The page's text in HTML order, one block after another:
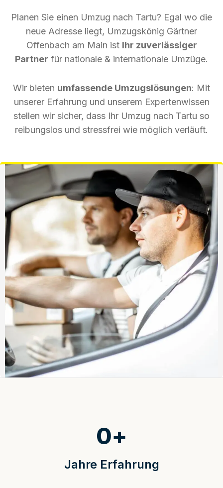
Planen Sie einen Umzug nach Tartu? Egal wo die
neue Adresse liegt, Umzugskönig Gärtner
Offenbach am Main ist Ihr zuverlässiger
Partner für nationale & internationale Umzüge.
Wir bieten umfassende Umzugslösungen: Mit
unserer Erfahrung und unserem Expertenwissen
stellen wir sicher, dass Ihr Umzug nach Tartu so
reibungslos und stressfrei wie möglich verläuft.
Jahre Erfahrung
0+